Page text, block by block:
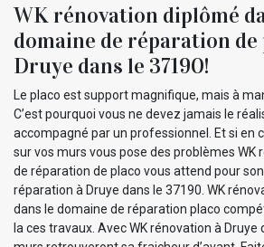
WK rénovation diplômé
domaine de réparation de
Druye dans le 37190!
Le placo est support magnifique, mais à
C’est pourquoi vous ne devez jamais le
accompagné par un professionnel. Et si en
sur vos murs vous pose des problèmes WK
de réparation de placo vous attend pour
réparation à Druye dans le 37190. WK
dans le domaine de réparation placo
la ces travaux. Avec WK rénovation à Druye